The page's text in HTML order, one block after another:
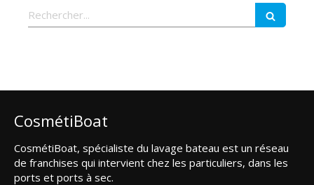
Rechercher
CosmétiBoat
CosmétiBoat, spécialiste du lavage bateau est un réseau
de franchises qui intervient chez les particuliers, dans les
ports et ports à sec.